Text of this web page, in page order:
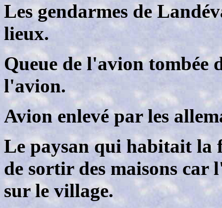
Les gendarmes de
lieux.
Queue de l'avion tombée
l'avion.
Avion enlevé par les
Le paysan qui habitait la
de sortir des maisons
sur le village.